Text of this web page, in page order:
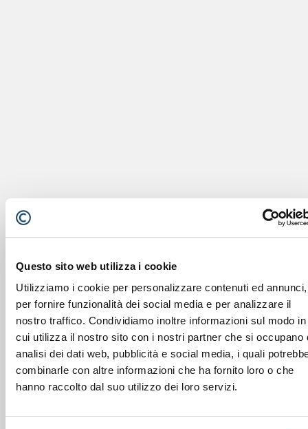
Questo sito web utilizza i cookie
Utilizziamo i cookie per personalizzare contenuti ed annunci,
per fornire funzionalità dei social media e per analizzare il
nostro traffico. Condividiamo inoltre informazioni sul modo in
cui utilizza il nostro sito con i nostri partner che si occupano
analisi dei dati web, pubblicità e social media, i quali
combinarle con altre informazioni che ha fornito loro o che
hanno raccolto dal suo utilizzo dei loro servizi.